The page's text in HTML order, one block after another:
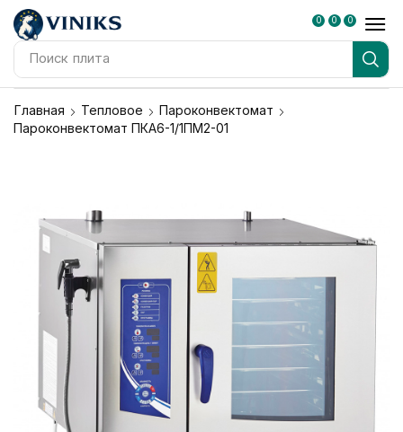
Поиск плита
0 0 0
Главная Тепловое
Пароконвектомат
Пароконвектомат ПКА6-1/1ПМ2-01